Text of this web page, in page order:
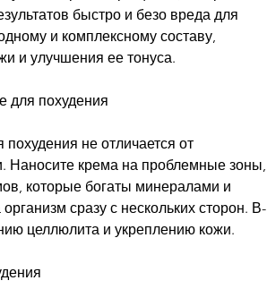
быстро и безо вреда для
и комплексному составу,
и улучшения ее тонуса.
для похудения
не отличается от
Наносите крема на проблемные зоны,
которые богаты минералами и
сразу с нескольких сторон. В-
целлюлита и укреплению кожи.